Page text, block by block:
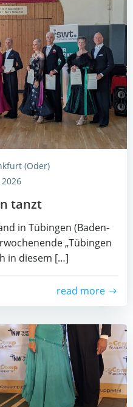
(Oder)
2026
tanzt
in Tübin­gen (Baden-
„Tübin­gen
in die­sem […]
read more